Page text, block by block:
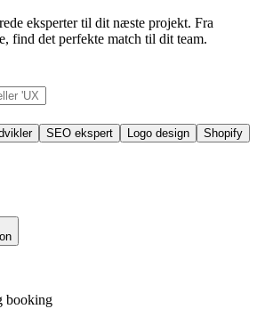
eksperter til dit næste projekt. Fra
find det perfekte match til dit team.
SEO ekspert Logo design Shopify
booking